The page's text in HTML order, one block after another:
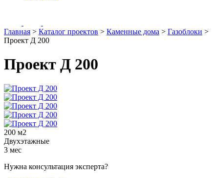
Главная > Каталог проектов > Каменные дома > Газоблоки >
Проект Д 200
Проект Д 200
200 м2
Двухэтажные
3 мес
Нужна консультация эксперта?